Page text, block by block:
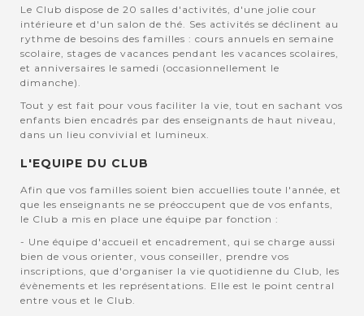
Le Club dispose de 20 salles d'activités, d'une jolie cour
intérieure et d'un salon de thé. Ses activités se déclinent au
rythme de besoins des familles : cours annuels en semaine
scolaire, stages de vacances pendant les vacances scolaires,
et anniversaires le samedi (occasionnellement le
dimanche).
Tout y est fait pour vous faciliter la vie, tout en sachant vos
enfants bien encadrés par des enseignants de haut niveau,
dans un lieu convivial et lumineux.
L'EQUIPE DU CLUB
Afin que vos familles soient bien accuellies toute l'année, et
que les enseignants ne se préoccupent que de vos enfants,
le Club a mis en place une équipe par fonction :
- Une équipe d'accueil et encadrement, qui se charge aussi
bien de vous orienter, vous conseiller, prendre vos
inscriptions, que d'organiser la vie quotidienne du Club, les
évènements et les représentations. Elle est le point central
entre vous et le Club.